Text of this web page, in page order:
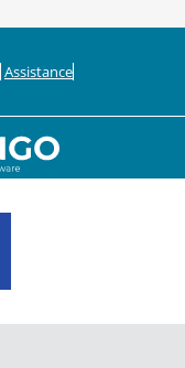
Assistance